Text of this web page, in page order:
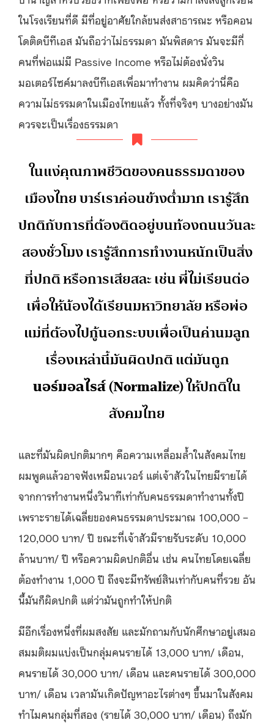
ในโรงเรียนที่ดี มีที่อยู่อาศัยใกล้ขนส่งสาธารณะ หรือคอน
โดติดบีทีเอส มันถือว่าไม่ธรรมดา มันพิสดาร มันจะมีกี่
คนที่พ่อแม่มี Passive Income หรือไม่ต้องนั่งวิน
มอเตอร์ไซค์มาลงบีทีเอสเพื่อมาทำงาน ผมคิดว่านี่คือ
ความไม่ธรรมดาในเมืองไทยแล้ว ทั้งที่จริงๆ บางอย่างมัน
ควรจะเป็นเรื่องธรรมดา
ในแง่คุณภาพชีวิตของคนธรรมดาของ
เมืองไทย บาร์เราค่อนข้างต่ำมาก เรารู้สึก
ปกติกับการที่ต้องติดอยู่บนท้องถนนวันละ
สองชั่วโมง เรารู้สึกการทํางานหนักเป็นสิ่ง
ที่ปกติ หรือการเสียสละ เช่น พี่ไม่เรียนต่อ
เพื่อให้น้องได้เรียนมหาวิทยาลัย หรือพ่อ
แม่ที่ต้องไปกู้นอกระบบเพื่อเป็นค่านมลูก
เรื่องเหล่านี้มันผิดปกติ แต่มันถูก
นอร์มอลไรส์ (Normalize)ให้ปกติใน
สังคมไทย
และที่มันผิดปกติมากๆ คือความเหลื่อมล้ำในสังคมไทย
ผมพูดแล้วอาจฟังเหมือนเวอร์ แต่เจ้าสัวในไทยมีรายได้
จากการทำงานหนึ่งวินาทีเท่ากับคนธรรมดาทํางานทั้งปี
เพราะรายได้เฉลี่ยของคนธรรมดาประมาณ 100,000 –
120,000 บาท/ ปี ขณะที่เจ้าสัวมีรายรับระดับ 10,000
ล้านบาท/ ปี หรือความผิดปกติอื่น เช่น คนไทยโดยเฉลี่ย
ต้องทํางาน 1,000 ปี ถึงจะมีทรัพย์สินเท่ากับคนที่รวย อัน
นี้มันก็ผิดปกติ แต่ว่ามันถูกทําให้ปกติ
มีอีกเรื่องหนึ่งที่ผมสงสัย และมักถามกับนักศึกษาอยู่เสมอ
สมมติผมแบ่งเป็นกลุ่มคนรายได้ 13,000 บาท/ เดือน,
คนรายได้ 30,000 บาท/ เดือน และคนรายได้ 300,000
บาท/ เดือน เวลามันเกิดปัญหาอะไรต่างๆ ขึ้นมาในสังคม
ทำไมคนกลุ่มที่สอง (รายได้ 30,000 บาท/ เดือน) ถึงมัก